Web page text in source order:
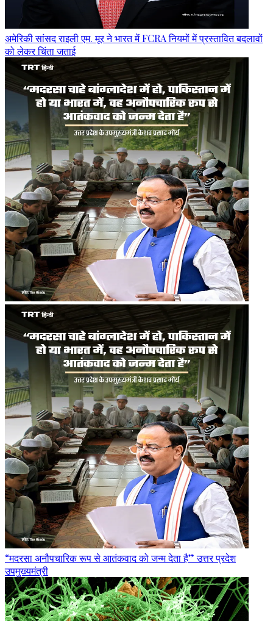
अमेरिकी सांसद राइली एम. मूर ने भारत में FCRA नियमों में प्रस्तावित बदलावों
को लेकर चिंता जताई
“मदरसा अनौपचारिक रूप से आतंकवाद को जन्म देता है” उत्तर प्रदेश
उपमुख्यमंत्री